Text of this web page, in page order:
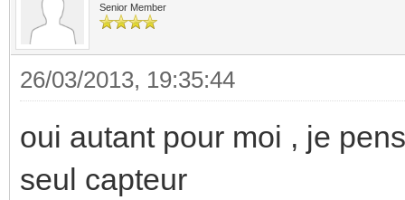
Senior Member
26/03/2013, 19:35:44
oui autant pour moi , je
seul capteur